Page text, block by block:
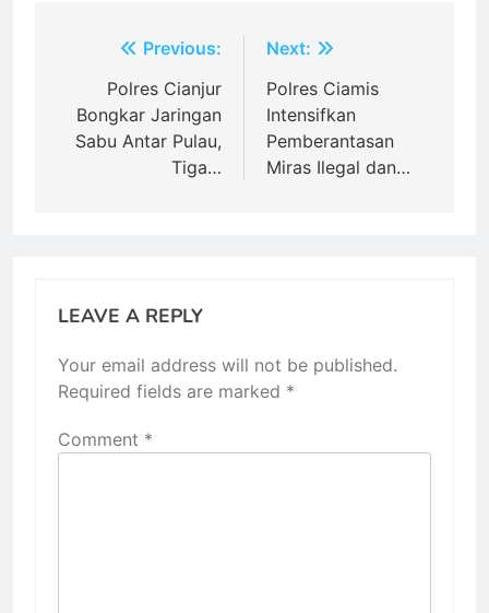
navigation
Previous:
Polres Cianjur
Bongkar Jaringan
Sabu Antar Pulau,
Tiga…
Next:
Polres Ciamis
Intensifkan
Pemberantasan
Miras Ilegal dan…
LEAVE A REPLY
Your email address will not be published.
Required fields are marked *
Comment *